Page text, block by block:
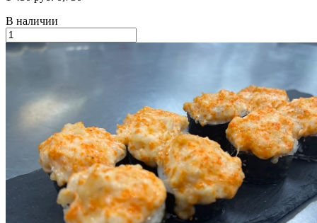
В наличии